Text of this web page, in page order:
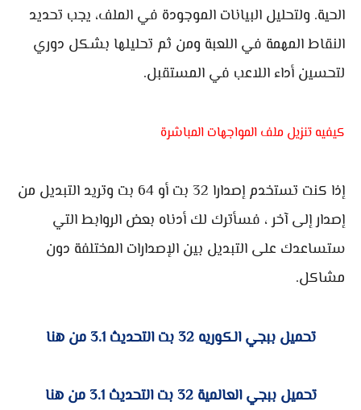
الحية. ولتحليل البيانات الموجودة في الملف، يجب تحديد
النقاط المهمة في اللعبة ومن ثم تحليلها بشكل دوري
لتحسين أداء اللاعب في المستقبل.
كيفيه تنزيل ملف المواجهات المباشرة
إذا كنت تستخدم إصدارا 32 بت أو 64 بت وتريد التبديل من
إصدار إلى آخر ، فسأترك لك أدناه بعض الروابط التي
ستساعدك على التبديل بين الإصدارات المختلفة دون
مشاكل.
تحميل ببجي الكوريه 32 بت التحديث 3.1 من هنا
تحميل ببجي العالمية 32 بت التحديث 3.1 من هنا